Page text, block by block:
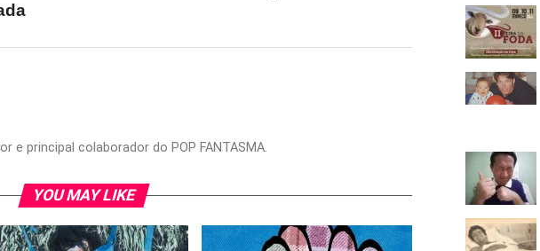
e principal colaborador do POP FANTASMA.
YOU MAY LIKE